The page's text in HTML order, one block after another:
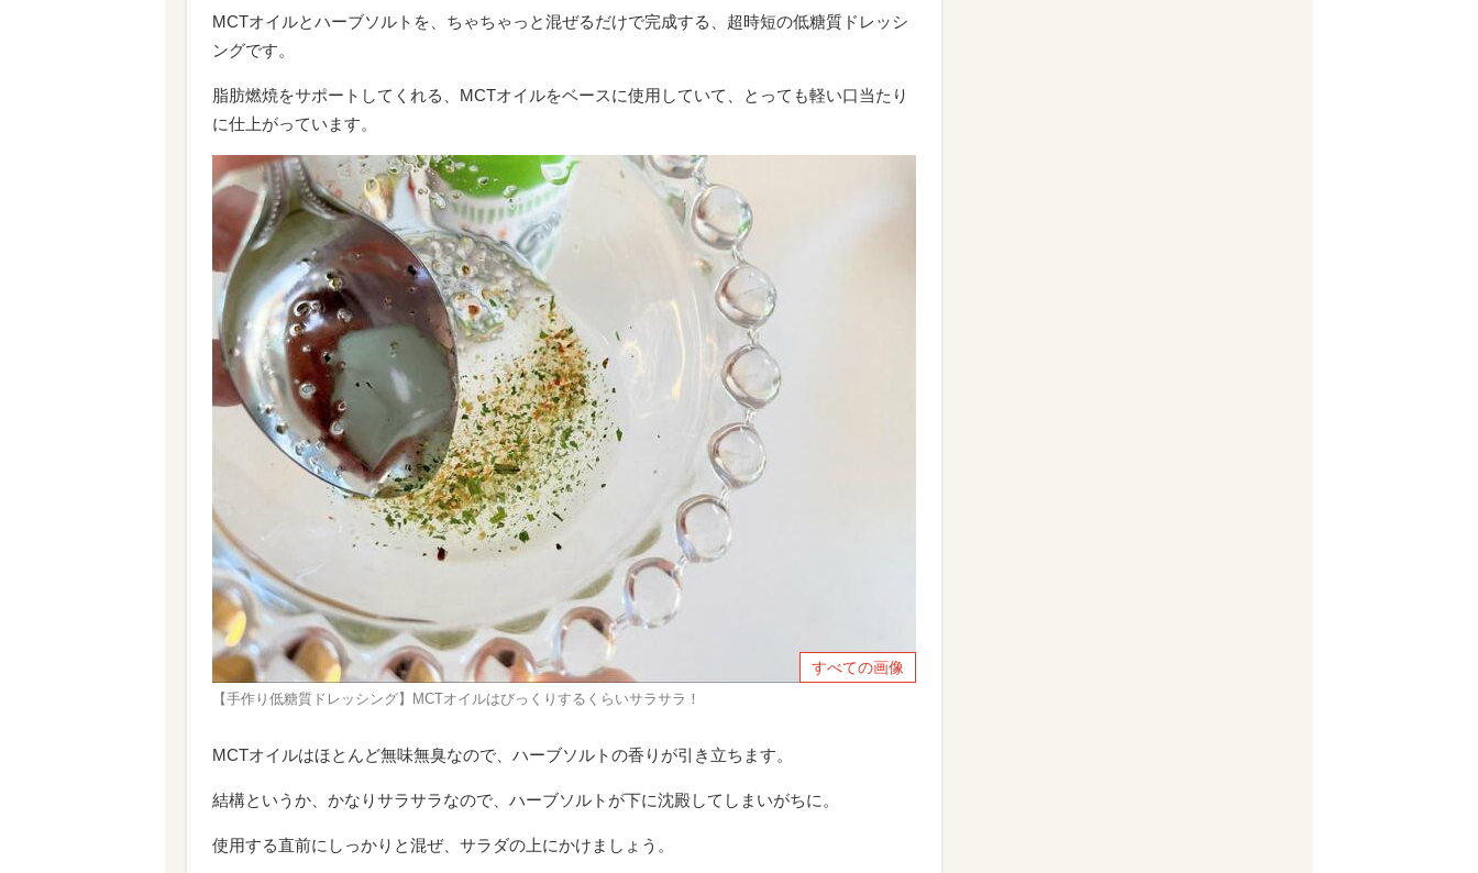
MCTオイルとハーブソルトを、ちゃちゃっと混ぜるだけで完成する、超時短の低糖質ドレッシ
ングです。
脂肪燃焼をサポートしてくれる、MCTオイルをベースに使用していて、とっても軽い口当たり
に仕上がっています。
すべての画像
【手作り低糖質ドレッシング】MCTオイルはびっくりするくらいサラサラ！
MCTオイルはほとんど無味無臭なので、ハーブソルトの香りが引き立ちます。
結構というか、かなりサラサラなので、ハーブソルトが下に沈殿してしまいがちに。
使用する直前にしっかりと混ぜ、サラダの上にかけましょう。